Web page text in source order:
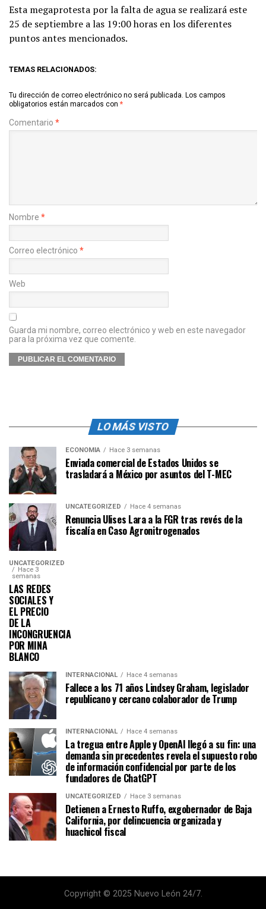
Esta megaprotesta por la falta de agua se realizará este
25 de septiembre a las 19:00 horas en los diferentes
puntos antes mencionados.
TEMAS RELACIONADOS:
Tu dirección de correo electrónico no será publicada. Los campos
obligatorios están marcados con *
Comentario *
Nombre *
Correo electrónico *
Web
Guarda mi nombre, correo electrónico y web en este navegador
para la próxima vez que comente.
LO MÁS VISTO
ECONOMÍA Hace 3 semanas
Enviada comercial de Estados Unidos se
trasladará a México por asuntos del T-MEC
UNCATEGORIZED Hace 4 semanas
Renuncia Ulises Lara a la FGR tras revés de la
fiscalía en Caso Agronitrogenados
UNCATEGORIZED
Hace 3
semanas
LAS REDES
SOCIALES Y
EL PRECIO
DE LA
INCONGRUENCIA
POR MINA
BLANCO
INTERNACIONAL Hace 4 semanas
Fallece a los 71 años Lindsey Graham, legislador
republicano y cercano colaborador de Trump
INTERNACIONAL Hace 4 semanas
La tregua entre Apple y OpenAI llegó a su fin: una
demanda sin precedentes revela el supuesto robo
de información confidencial por parte de los
fundadores de ChatGPT
UNCATEGORIZED Hace 3 semanas
Detienen a Ernesto Ruffo, exgobernador de Baja
California, por delincuencia organizada y
huachicol fiscal
Copyright © 2025 Nuevo León 24/7.